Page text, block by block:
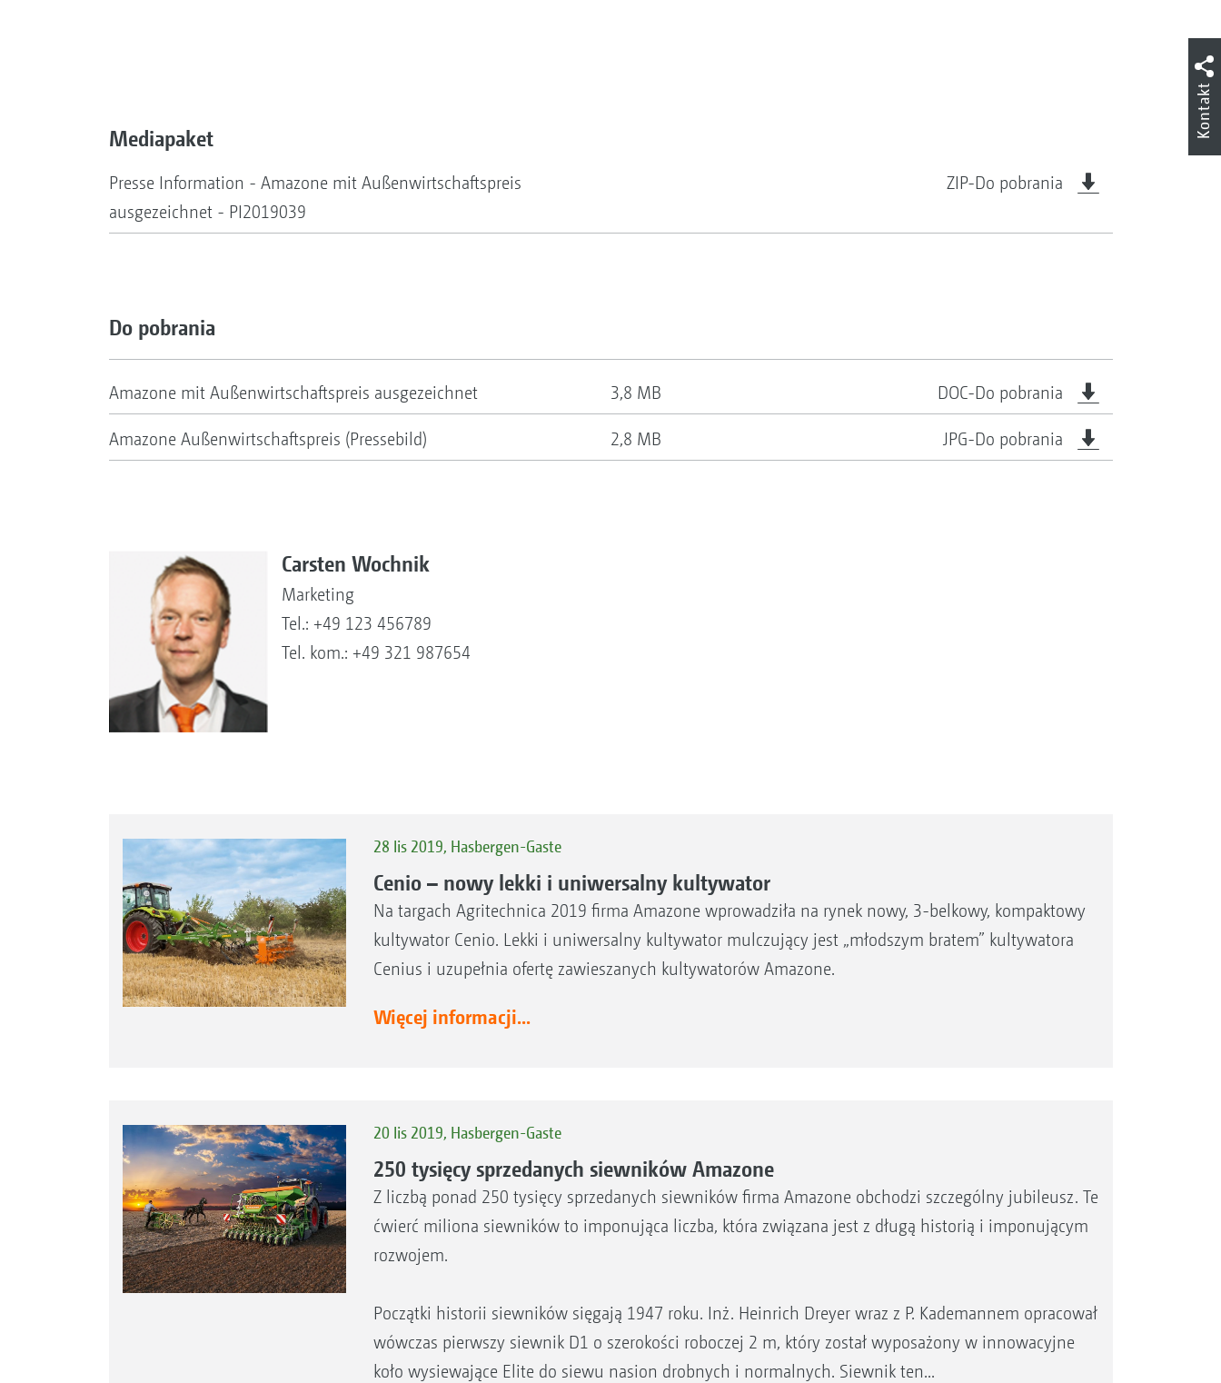
Mediapaket
Presse Information - Amazone mit Außenwirtschaftspreis
ausgezeichnet - PI2019039
ZIP-Do pobrania
Do pobrania
Amazone mit Außenwirtschaftspreis ausgezeichnet 3,8 MB DOC-Do pobrania
Amazone Außenwirtschaftspreis (Pressebild) 2,8 MB JPG-Do pobrania
Carsten Wochnik
Marketing
Tel.: +49 123 456789
Tel. kom.: +49 321 987654
28 lis 2019, Hasbergen-Gaste
Cenio – nowy lekki i uniwersalny kultywator
Na targach Agritechnica 2019 firma Amazone wprowadziła na rynek nowy, 3-belkowy, kompaktowy
kultywator Cenio. Lekki i uniwersalny kultywator mulczujący jest „młodszym bratem” kultywatora
Cenius i uzupełnia ofertę zawieszanych kultywatorów Amazone.
Więcej informacji...
20 lis 2019, Hasbergen-Gaste
250 tysięcy sprzedanych siewników Amazone
Z liczbą ponad 250 tysięcy sprzedanych siewników firma Amazone obchodzi szczególny jubileusz. Te
ćwierć miliona siewników to imponująca liczba, która związana jest z długą historią i imponującym
rozwojem.
Początki historii siewników sięgają 1947 roku. Inż. Heinrich Dreyer wraz z P. Kademannem opracował
wówczas pierwszy siewnik D1 o szerokości roboczej 2 m, który został wyposażony w innowacyjne
koło wysiewające Elite do siewu nasion drobnych i normalnych. Siewnik ten...
Kontakt